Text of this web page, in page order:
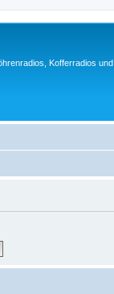
Kofferradios und